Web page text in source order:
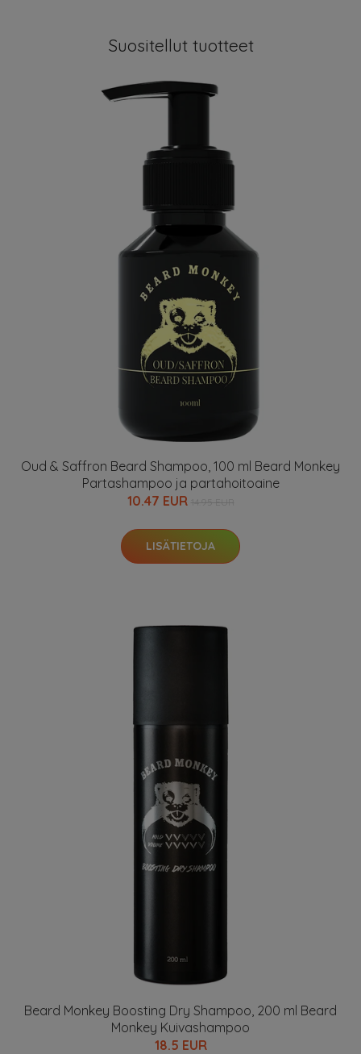
Suositellut tuotteet
Oud & Saffron Beard Shampoo, 100 ml Beard Monkey
Partashampoo ja partahoitoaine
10.47 EUR
LISÄTIETOJA
Beard Monkey Boosting Dry Shampoo, 200 ml Beard
Monkey Kuivashampoo
18.5 EUR